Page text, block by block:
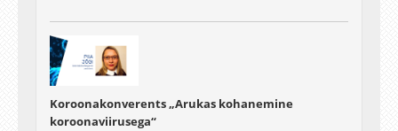
Koroonakonverents „Arukas kohanemine
koroonaviirusega“